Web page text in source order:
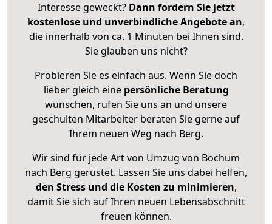
Interesse geweckt? Dann fordern Sie jetzt
kostenlose und unverbindliche Angebote an,
die innerhalb von ca. 1 Minuten bei Ihnen sind.
Sie glauben uns nicht?
Probieren Sie es einfach aus. Wenn Sie doch
lieber gleich eine persönliche Beratung
wünschen, rufen Sie uns an und unsere
geschulten Mitarbeiter beraten Sie gerne auf
Ihrem neuen Weg nach Berg.
Wir sind für jede Art von Umzug von Bochum
nach Berg gerüstet. Lassen Sie uns dabei helfen,
den Stress und die Kosten zu minimieren,
damit Sie sich auf Ihren neuen Lebensabschnitt
freuen können.